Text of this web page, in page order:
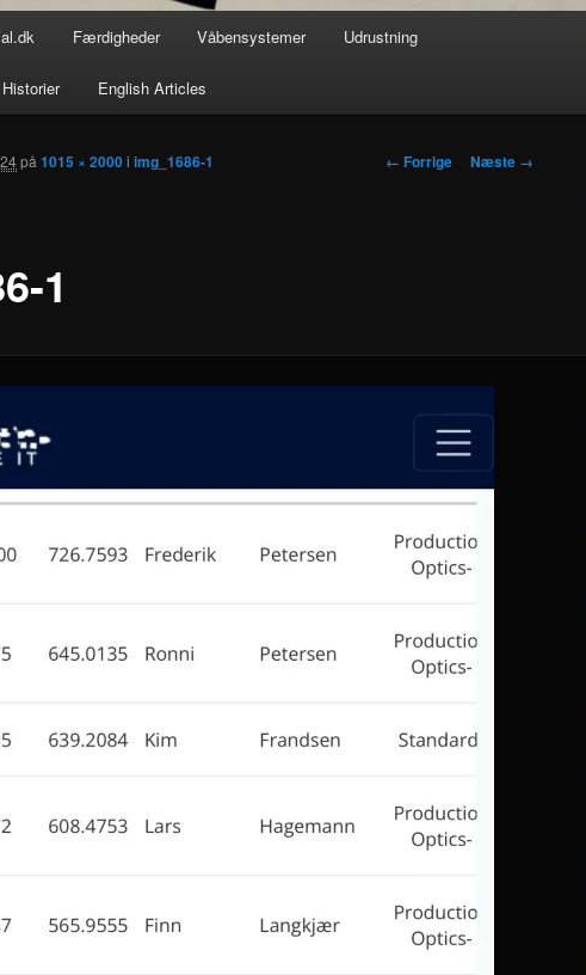
Færdigheder Våbensystemer Udrustning
Historier English Articles
Billednavigation
← Forrige Næste →
1
på1015 × 2000iimg_1686-1